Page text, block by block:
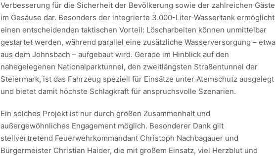
Verbesserung für die Sicherheit der Bevölkerung sowie der zahlreichen Gäste
im Gesäuse dar. Besonders der integrierte 3.000-Liter-Wassertank ermöglicht
einen entscheidenden taktischen Vorteil: Löscharbeiten können unmittelbar
gestartet werden, während parallel eine zusätzliche Wasserversorgung – etwa
aus dem Johnsbach – aufgebaut wird. Gerade im Hinblick auf den
nahegelegenen Nationalparktunnel, den zweitlängsten Straßentunnel der
Steiermark, ist das Fahrzeug speziell für Einsätze unter Atemschutz ausgelegt
und bietet damit höchste Schlagkraft für anspruchsvolle Szenarien.
Ein solches Projekt ist nur durch großen Zusammenhalt und
außergewöhnliches Engagement möglich. Besonderer Dank gilt
stellvertretend Feuerwehrkommandant Christoph Nachbagauer und
Bürgermeister Christian Haider, die mit großem Einsatz, viel Herzblut und